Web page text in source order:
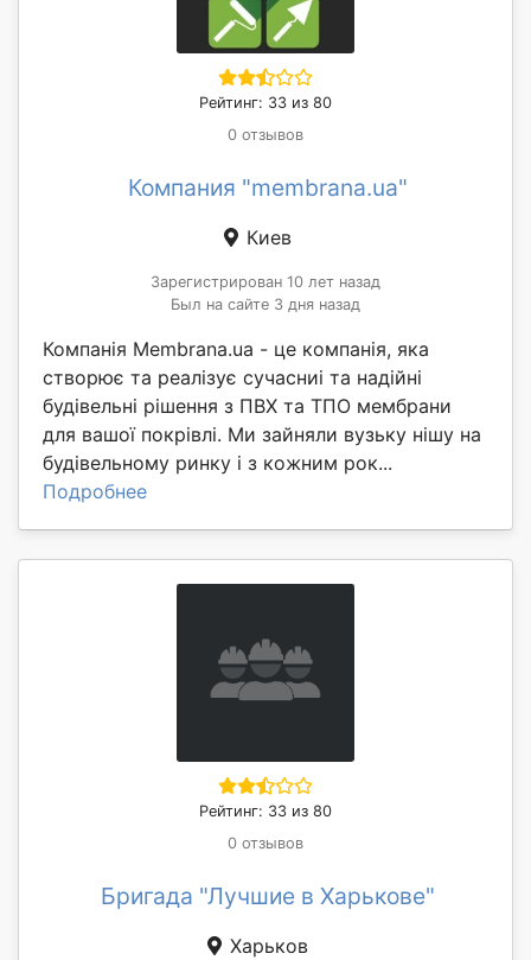
Рейтинг: 33 из 80
0 отзывов
Компания "membrana.ua"
Киев
Зарегистрирован 10 лет назад
Был на сайте 3 дня назад
Компанія Membrana.ua - це компанія, яка
створює та реалізує сучасниі та надійні
будівельні рішення з ПВХ та ТПО мембрани
для вашої покрівлі. Ми зайняли вузьку нішу на
будівельному ринку і з кожним рок...
Подробнее
Рейтинг: 33 из 80
0 отзывов
Бригада "Лучшие в Харькове"
Харьков